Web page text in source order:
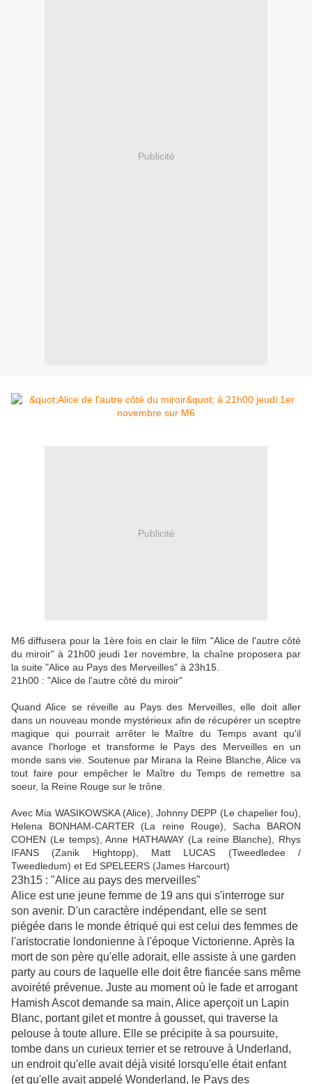
Publicité
Publicité
M6 diffusera pour la 1ère fois en clair le film "Alice de l'autre côté
du miroir" à 21h00 jeudi 1er novembre, la chaîne proposera par
la suite "Alice au Pays des Merveilles" à 23h15.
21h00 : "Alice de l'autre côté du miroir"
Quand Alice se réveille au Pays des Merveilles, elle doit aller
dans un nouveau monde mystérieux afin de récupérer un sceptre
magique qui pourrait arrêter le Maître du Temps avant qu'il
avance l'horloge et transforme le Pays des Merveilles en un
monde sans vie. Soutenue par Mirana la Reine Blanche, Alice va
tout faire pour empêcher le Maître du Temps de remettre sa
soeur, la Reine Rouge sur le trône.
Avec Mia WASIKOWSKA (Alice), Johnny DEPP (Le chapelier fou),
Helena BONHAM-CARTER (La reine Rouge), Sacha BARON
COHEN (Le temps), Anne HATHAWAY (La reine Blanche), Rhys
IFANS (Zanik Hightopp), Matt LUCAS (Tweedledee /
Tweedledum) et Ed SPELEERS (James Harcourt)
23h15 : "Alice au pays des merveilles"
Alice est une jeune femme de 19 ans qui s'interroge sur
son avenir. D'un caractère indépendant, elle se sent
piégée dans le monde étriqué qui est celui des femmes de
l'aristocratie londonienne à l'époque Victorienne. Après la
mort de son père qu'elle adorait, elle assiste à une garden
party au cours de laquelle elle doit être fiancée sans même
avoirété prévenue. Juste au moment où le fade et arrogant
Hamish Ascot demande sa main, Alice aperçoit un Lapin
Blanc, portant gilet et montre à gousset, qui traverse la
pelouse à toute allure. Elle se précipite à sa poursuite,
tombe dans un curieux terrier et se retrouve à Underland,
un endroit qu'elle avait déjà visité lorsqu'elle était enfant
(et qu'elle avait appelé Wonderland, le Pays des